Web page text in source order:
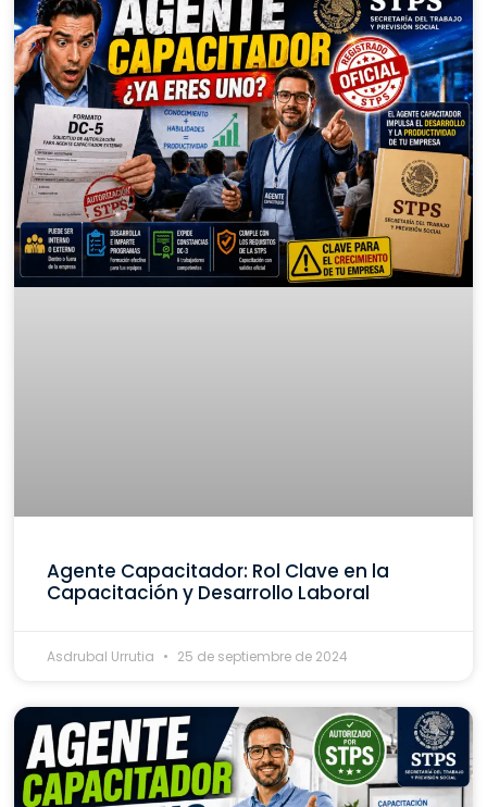
Agente Capacitador: Rol Clave en la
Capacitación y Desarrollo Laboral
Asdrubal Urrutia 25 de septiembre de 2024